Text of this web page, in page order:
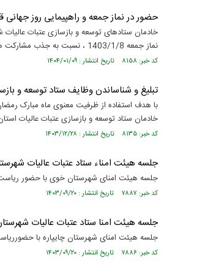
حضور در نماز جمعه و راهپیمایی روز
خادمان ستادهای توسعه و بازسازی عتبات
نماز جمعه 1403/1/8 ، نسبت به جذب مشارکت های حاضران در این مراسم اقدام کردند .
کد خبر: ۸۱۵۸ تاریخ انتشار : ۱۴۰۴/۰۱/۰۹
تبلیغ و شناساندن وظایف ستاد توسعه و
با هدف استفاده از ظرفیت معنوی ماه مبارک
خادمان ستاد توسعه و بازسازی عتبات عالیات
کد خبر: ۸۱۳۵ تاریخ انتشار : ۱۴۰۳/۱۲/۲۸
جلسه هیئت امناء ستاد عتبات عالیات
جلسه هیئت امنای شهرستان خوی با حضور ریاست
کد خبر: ۷۸۸۷ تاریخ انتشار : ۱۴۰۳/۰۹/۲۰
جلسه هیئت امنا ستاد عتبات عالیات
جلسه هیئت امنای شهرستان چایپاره با
کد خبر: ۷۸۸۶ تاریخ انتشار : ۱۴۰۳/۰۹/۲۰